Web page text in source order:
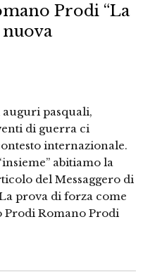
Prodi “La
pasquali,
di guerra ci
internazionale.
abitiamo la
del Messaggero di
prova di forza come
Prodi Romano Prodi